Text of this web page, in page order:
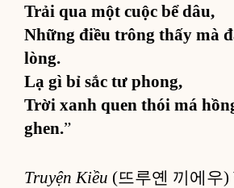
Trải qua một cuộc bể dâu,
Những điều trông thấy mà
lòng.
Lạ gì bỉ sắc tư phong,
Trời xanh quen thói má
ghen.”
Truyện Kiều (뜨루옌 끼에우)